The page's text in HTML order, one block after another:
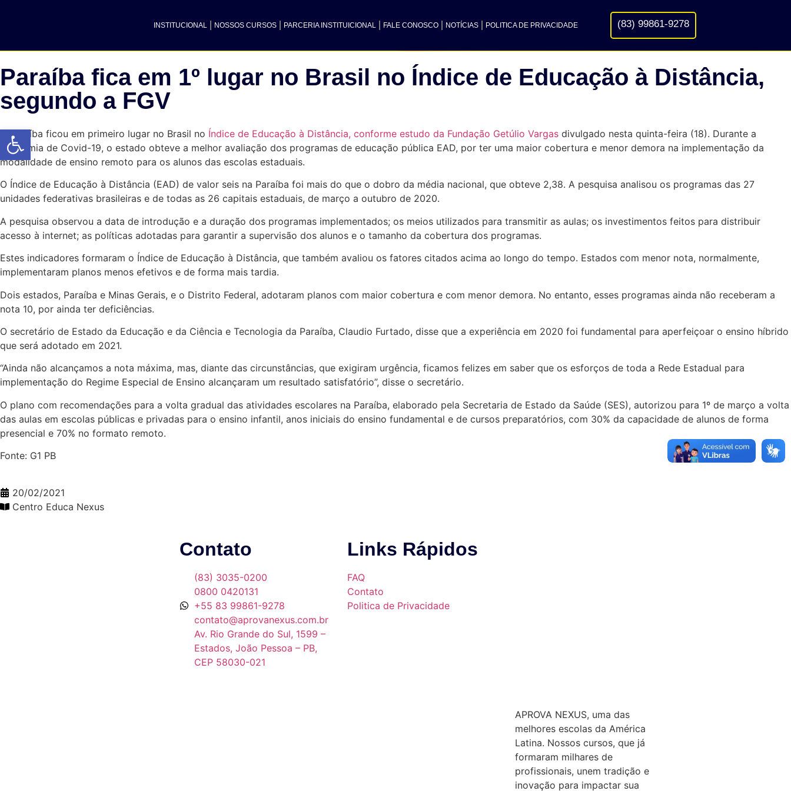
INSTITUCIONAL NOSSOS CURSOS PARCERIA INSTITUICIONAL FALE CONOSCO NOTÍCIAS POLITICA DE PRIVACIDADE (83) 99861-9278
Paraíba fica em 1º lugar no Brasil no Índice de Educação à Distância,
segundo a FGV
A Paraíba ficou em primeiro lugar no Brasil no Índice de Educação à Distância, conforme estudo da Fundação Getúlio Vargas divulgado nesta quinta-feira (18). Durante a
pandemia de Covid-19, o estado obteve a melhor avaliação dos programas de educação pública EAD, por ter uma maior cobertura e menor demora na implementação da
modalidade de ensino remoto para os alunos das escolas estaduais.
O Índice de Educação à Distância (EAD) de valor seis na Paraíba foi mais do que o dobro da média nacional, que obteve 2,38. A pesquisa analisou os programas das 27
unidades federativas brasileiras e de todas as 26 capitais estaduais, de março a outubro de 2020.
A pesquisa observou a data de introdução e a duração dos programas implementados; os meios utilizados para transmitir as aulas; os investimentos feitos para distribuir
acesso à internet; as políticas adotadas para garantir a supervisão dos alunos e o tamanho da cobertura dos programas.
Estes indicadores formaram o Índice de Educação à Distância, que também avaliou os fatores citados acima ao longo do tempo. Estados com menor nota, normalmente,
implementaram planos menos efetivos e de forma mais tardia.
Dois estados, Paraíba e Minas Gerais, e o Distrito Federal, adotaram planos com maior cobertura e com menor demora. No entanto, esses programas ainda não receberam a
nota 10, por ainda ter deficiências.
O secretário de Estado da Educação e da Ciência e Tecnologia da Paraíba, Claudio Furtado, disse que a experiência em 2020 foi fundamental para aperfeiçoar o ensino híbrido
que será adotado em 2021.
“Ainda não alcançamos a nota máxima, mas, diante das circunstâncias, que exigiram urgência, ficamos felizes em saber que os esforços de toda a Rede Estadual para
implementação do Regime Especial de Ensino alcançaram um resultado satisfatório”, disse o secretário.
O plano com recomendações para a volta gradual das atividades escolares na Paraíba, elaborado pela Secretaria de Estado da Saúde (SES), autorizou para 1º de março a volta
das aulas em escolas públicas e privadas para o ensino infantil, anos iniciais do ensino fundamental e de cursos preparatórios, com 30% da capacidade de alunos de forma
presencial e 70% no formato remoto.
Fonte: G1 PB
20/02/2021
Centro Educa Nexus
Contato
(83) 3035-0200
0800 0420131
+55 83 99861-9278
contato@aprovanexus.com.br
Av. Rio Grande do Sul, 1599 –
Estados, João Pessoa – PB,
CEP 58030-021
Links Rápidos
FAQ
Contato
Politica de Privacidade
APROVA NEXUS, uma das
melhores escolas da América
Latina. Nossos cursos, que já
formaram milhares de
profissionais, unem tradição e
inovação para impactar sua
Abrir a barra de ferramentas